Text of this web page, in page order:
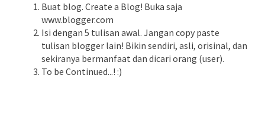
Buat blog. Create a Blog! Buka saja
www.blogger.com
Isi dengan 5 tulisan awal. Jangan copy paste
tulisan blogger lain! Bikin sendiri, asli, orisinal, dan
sekiranya bermanfaat dan dicari orang (user).
To be Continued...! :)